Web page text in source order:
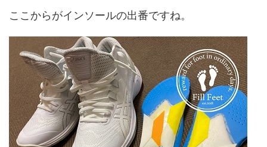
ここからがインソールの出番ですね。